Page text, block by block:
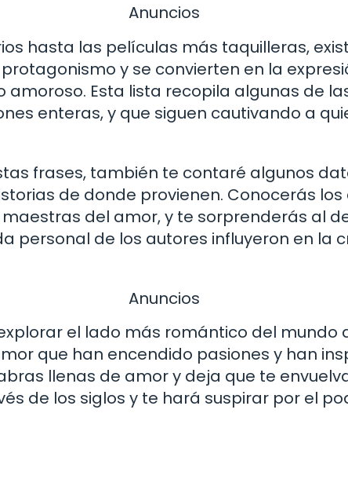
Anuncios
hasta las películas más taquilleras,
y se convierten en la
Esta lista recopila algunas de
enteras, y que siguen cautivando a
frases, también te contaré algunos
de donde provienen. Conocerás
del amor, y te sorprenderás al
personal de los autores influyeron en la
Anuncios
el lado más romántico del mundo
que han encendido pasiones y han
llenas de amor y deja que te
de los siglos y te hará suspirar por el